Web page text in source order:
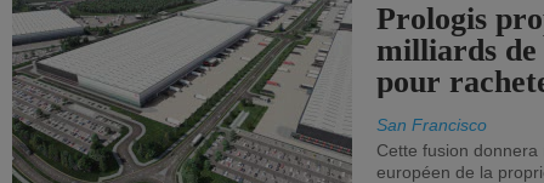
Prologis
milliards
pour
San Francisco
Cette fusion
européen de la